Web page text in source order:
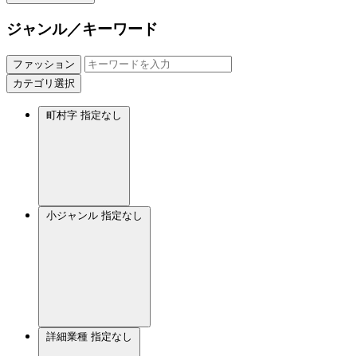
ジャンル／キーワード
ファッション
カテゴリ選択
町村字 指定なし
小ジャンル 指定なし
詳細業種 指定なし